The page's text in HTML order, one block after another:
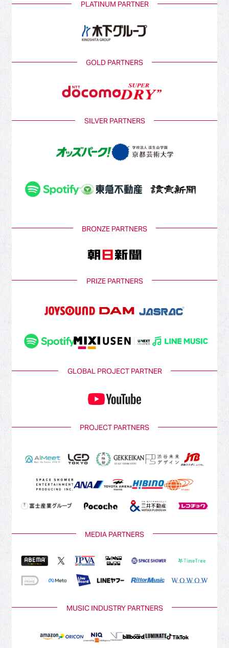
PLATINUM PARTNER
GOLD PARTNERS
SILVER PARTNERS
BRONZE PARTNERS
PRIZE PARTNERS
GLOBAL PROJECT PARTNER
PROJECT PARTNERS
MEDIA PARTNERS
MUSIC INDUSTRY PARTNERS